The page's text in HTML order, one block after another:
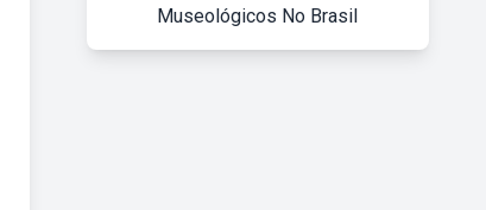
Museológicos No Brasil